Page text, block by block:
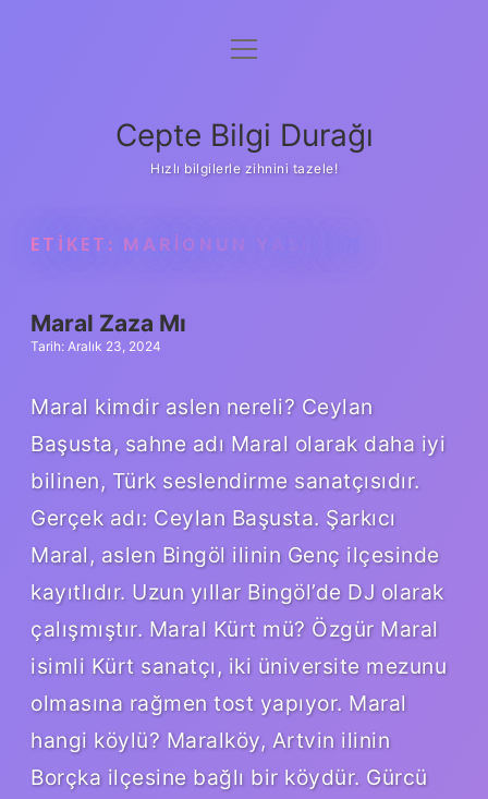
Anasayfa
Yasal Uyarı
menüyü
Cepte Bilgi Durağı
Hızlı bilgilerle zihnini tazele!
ETIKET: MARIONUN YAŞI KAÇ
Maral Zaza Mı
Tarih: Aralık 23, 2024
Maral kimdir aslen nereli? Ceylan
Başusta, sahne adı Maral olarak daha iyi
bilinen, Türk seslendirme sanatçısıdır.
Gerçek adı: Ceylan Başusta. Şarkıcı
Maral, aslen Bingöl ilinin Genç ilçesinde
kayıtlıdır. Uzun yıllar Bingöl’de DJ olarak
çalışmıştır. Maral Kürt mü? Özgür Maral
isimli Kürt sanatçı, iki üniversite mezunu
olmasına rağmen tost yapıyor. Maral
hangi köylü? Maralköy, Artvin ilinin
Borçka ilçesine bağlı bir köydür. Gürcü